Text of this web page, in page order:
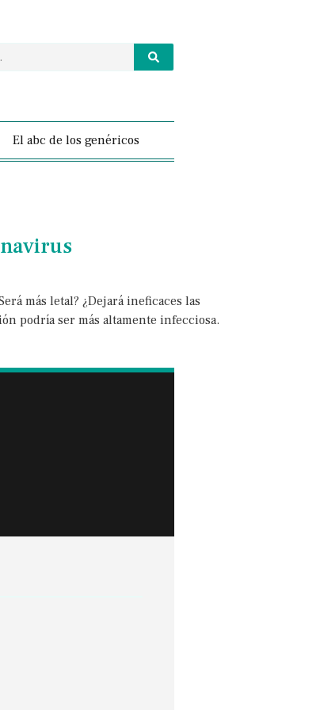
El abc de los genéricos
más letal? ¿Dejará ineficaces las
podría ser más altamente infecciosa.